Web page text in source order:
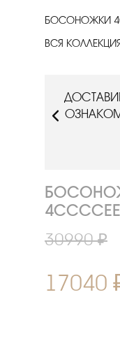
БОСОНОЖКИ
ВСЯ
30990 ₽
17040